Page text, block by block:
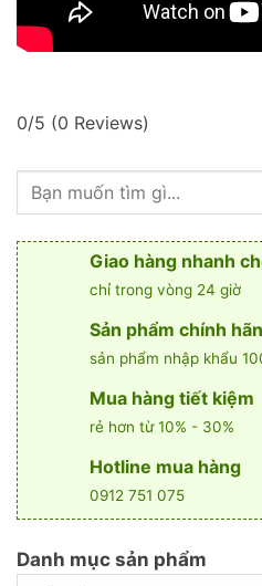
0/5 (0 Reviews)
Giao hàng nhanh
chỉ trong vòng 24 giờ
Sản phẩm chính
sản phẩm nhập khẩu
Mua hàng tiết kiệm
rẻ hơn từ 10% - 30%
Hotline mua hàng
0912 751 075
Danh mục sản phẩm